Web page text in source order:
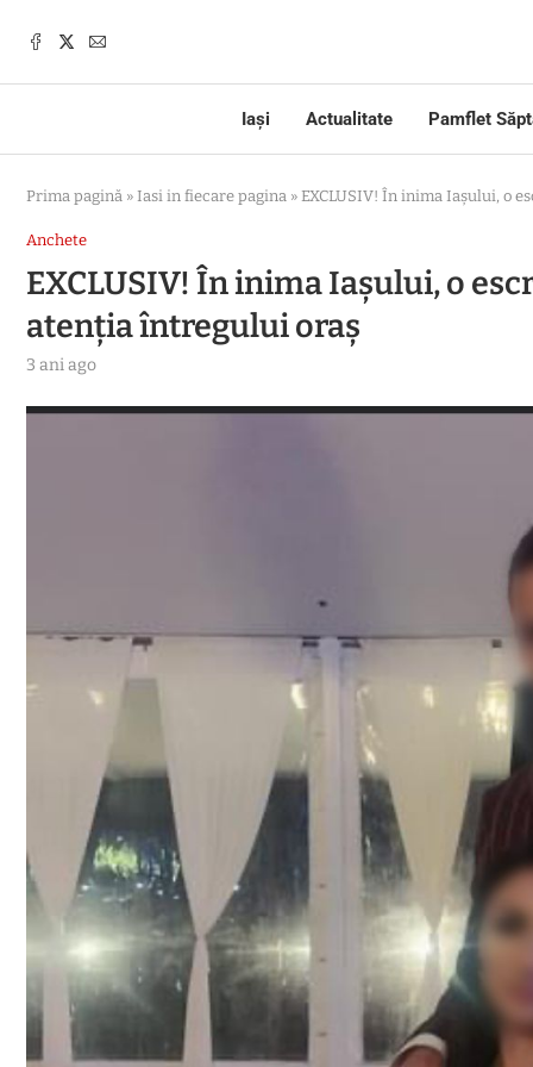
Iași Actualitate Pamflet
Prima pagină » Iasi in fiecare pagina » EXCLUSIV! În inima Iașului, o
Anchete
EXCLUSIV! În inima Iașului, o
atenția întregului oraș
3 ani ago